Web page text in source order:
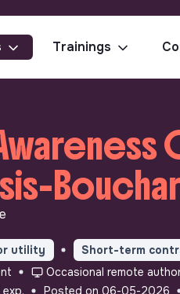
Trainings
utility Short-term
Occasional remote
Posted on 06-05-2026